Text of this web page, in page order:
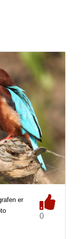
er
0